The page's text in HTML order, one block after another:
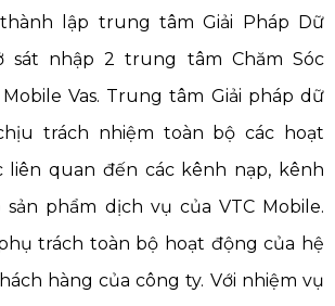
lập trung tâm Giải Pháp Dữ
sát nhập 2 trung tâm Chăm Sóc
Vas. Trung tâm Giải pháp dữ
trách nhiệm toàn bộ các hoạt
liên quan đến các kênh nạp, kênh
phẩm dịch vụ của VTC Mobile.
trách toàn bộ hoạt động của hệ
hàng của công ty. Với nhiệm vụ